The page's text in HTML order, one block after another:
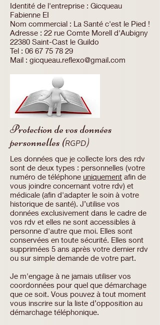
Identité de l'entreprise : Gicqueau
Fabienne EI
Nom commercial : La Santé c'est le Pied !
Adresse : 22 rue Comte Morell d'Aubigny
22380 Saint-Cast le Guildo
Tel : 06 67 75 78 29
Mail : gicqueau.reflexo@gmail.com
Protection de vos données
personnelles (RGPD)
Les données que je collecte lors des rdv
sont de deux types : personnelles (votre
numéro de téléphone uniquement afin de
vous joindre concernant votre rdv) et
médicale (afin d'adapter le soin à votre
historique de santé). J’utilise vos
données exclusivement dans le cadre de
vos rdv et elles ne sont accessibles à
personne d'autre que moi. Elles sont
conservées en toute sécurité. Elles sont
supprimées 5 ans après votre dernier rdv
ou sur simple demande de votre part.
Je m'engage à ne jamais utiliser vos
coordonnées pour quel que démarchage
que ce soit. Vous pouvez à tout moment
vous inscrire sur la liste d’opposition au
démarchage téléphonique.